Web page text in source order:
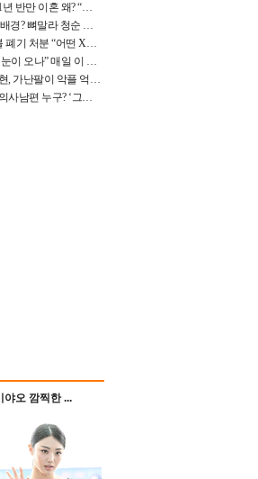
유혜리, 배우 이근희과 1년 반만 이혼 왜? “식칼 꽂고 의자 던져” 충격 폭로(특종)[어제TV]
임지연, 그림 같은 발리 배경? 뼈말라 청순 비키니 핏에 상대 안 되네
김성수, ♥박소윤 집 이불 폐기 처분 “어떤 X이랑 썼을지 몰라” 질투(신랑수업2)[어제TV]
44kg 송가인 “비가 오나 눈이 오나” 매일 이 운동, 허벅지 근육량 상승+체지방 감소
“연예인 걱정 NO” 김승현, 가난팔이 악플 억울할만‥아내+딸과 日 여행
재혼 강성연 ♥2살 연하 의사남편 누구? ‘그알’ 자문의에 훈남 비주얼 초엘리트 스펙 [종합]
야오 깜찍한 ...